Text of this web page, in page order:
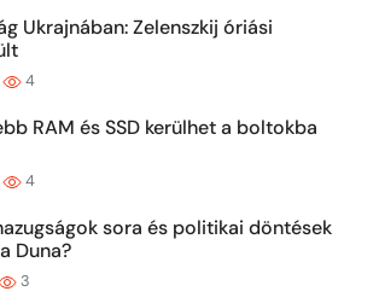
Ukrajnában: Zelenszkij óriási
4
RAM és SSD kerülhet a boltokba
4
sora és politikai döntések
Duna?
3